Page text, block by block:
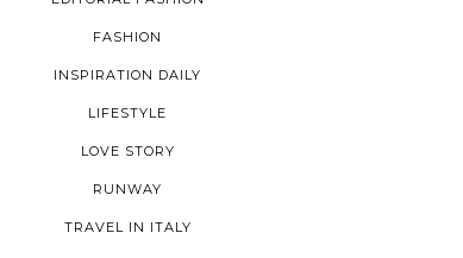
FASHION
INSPIRATION DAILY
LIFESTYLE
LOVE STORY
RUNWAY
TRAVEL IN ITALY